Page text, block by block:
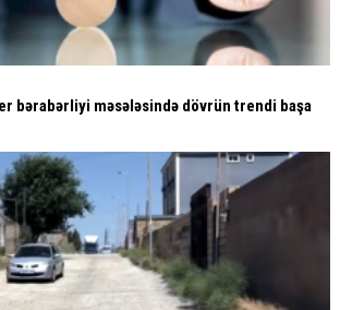
bərabərliyi məsələsində dövrün trendi başa